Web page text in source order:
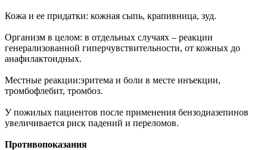
Кожа и ее придатки: кожная сыпь, крапивница, зуд.
Организм в целом: в отдельных случаях – реакции
генерализованной гиперчувствительности, от кожных до
анафилактоидных.
Местные реакции:эритема и боли в месте инъекции,
тромбофлебит, тромбоз.
У пожилых пациентов после применения бензодиазепинов
увеличивается риск падений и переломов.
Противопоказания